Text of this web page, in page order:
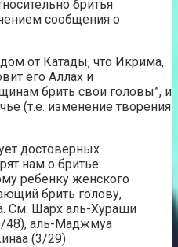
бритья
сообщения о
от Катады, что Икрима,
его Аллах и
брить свои головы”, и
(т.е. изменение творения
достоверных
нам о бритье
ребенку женского
брить голову,
См. Шарх аль-Хураши
48), аль-Маджмуа
(3/29)